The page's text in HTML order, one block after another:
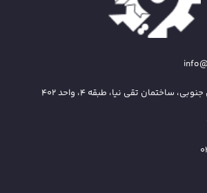
ساختمان تقی نیا، طبقه 4، واحد 402